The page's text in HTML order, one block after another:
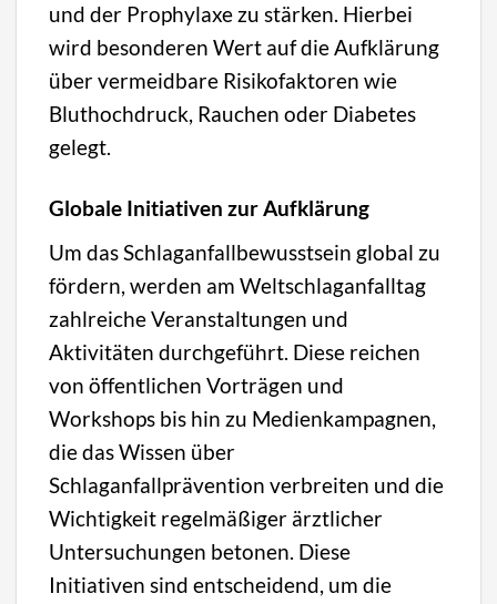
und der Prophylaxe zu stärken. Hierbei
wird besonderen Wert auf die Aufklärung
über vermeidbare Risikofaktoren wie
Bluthochdruck, Rauchen oder Diabetes
gelegt.
Globale Initiativen zur Aufklärung
Um das Schlaganfallbewusstsein global zu
fördern, werden am Weltschlaganfalltag
zahlreiche Veranstaltungen und
Aktivitäten durchgeführt. Diese reichen
von öffentlichen Vorträgen und
Workshops bis hin zu Medienkampagnen,
die das Wissen über
Schlaganfallprävention verbreiten und die
Wichtigkeit regelmäßiger ärztlicher
Untersuchungen betonen. Diese
Initiativen sind entscheidend, um die